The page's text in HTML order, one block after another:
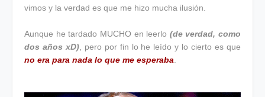
vimos y la verdad es que me hizo mucha ilusión.
Aunque he tardado MUCHO en leerlo (de verdad, como
dos años xD), pero por fin lo he leído y lo cierto es que
no era para nada lo que me esperaba